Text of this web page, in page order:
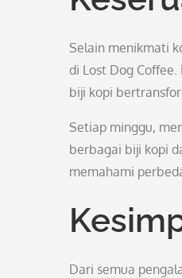
Selain menikmati
di Lost Dog
biji kopi
Setiap minggu,
berbagai biji kopi
memahami
Dari semua